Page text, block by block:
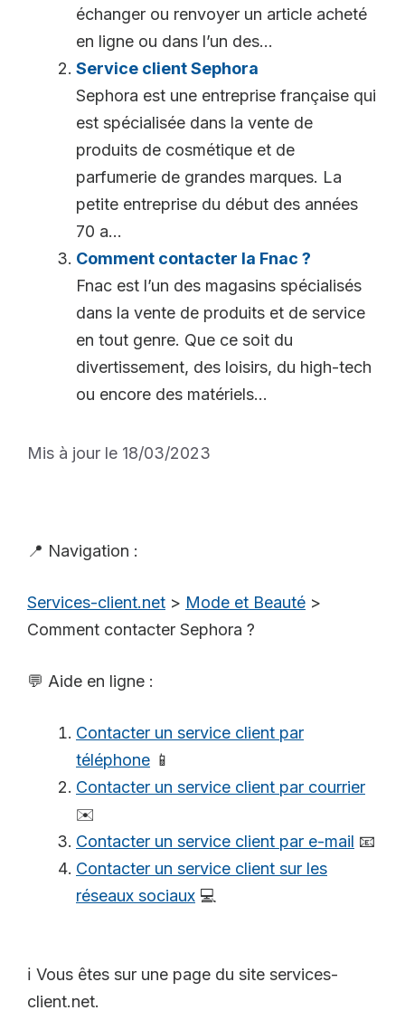
échanger ou renvoyer un article acheté
en ligne ou dans l’un des...
Service client Sephora
Sephora est une entreprise française qui
est spécialisée dans la vente de
produits de cosmétique et de
parfumerie de grandes marques. La
petite entreprise du début des années
70 a...
Comment contacter la Fnac ?
Fnac est l’un des magasins spécialisés
dans la vente de produits et de service
en tout genre. Que ce soit du
divertissement, des loisirs, du high-tech
ou encore des matériels...
Mis à jour le 18/03/2023
📍 Navigation :
Services-client.net > Mode et Beauté >
Comment contacter Sephora ?
💬 Aide en ligne :
Contacter un service client par
téléphone 📱
Contacter un service client par courrier
✉️
Contacter un service client par e-mail 📧
Contacter un service client sur les
réseaux sociaux 💻
ℹ️ Vous êtes sur une page du site services-
client.net.